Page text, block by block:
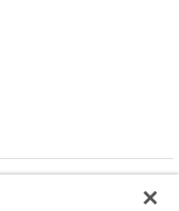
entsteht?
wirst du selbst